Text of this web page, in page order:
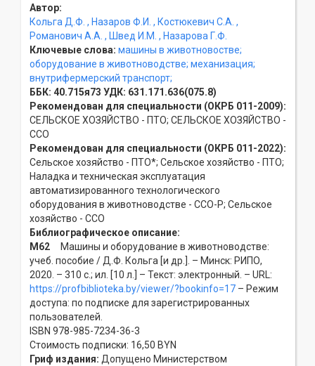
Автор:
Кольга Д.Ф. , Назаров Ф.И. , Костюкевич С.А. ,
Романович А.А. , Швед И.М. , Назарова Г.Ф.
Ключевые слова: машины в животновостве;
оборудование в животноводстве; механизация;
внутрифермерский транспорт;
ББК: 40.715я73 УДК: 631.171.636(075.8)
Рекомендован для специальности (ОКРБ 011-2009):
СЕЛЬСКОЕ ХОЗЯЙСТВО - ПТО; СЕЛЬСКОЕ ХОЗЯЙСТВО -
ССO
Рекомендован для специальности (ОКРБ 011-2022):
Сельское хозяйство - ПТО*; Сельское хозяйство - ПТО;
Наладка и техническая эксплуатация
автоматизированного технологического
оборудования в животноводстве - ССO-Р; Сельское
хозяйство - ССO
Библиографическое описание:
М62 Машины и оборудование в животноводстве:
учеб. пособие / Д.Ф. Кольга [и др.]. – Минск: РИПО,
2020. – 310 с.; ил. [10 л.] – Текст: электронный. – URL:
https://profbiblioteka.by/viewer/?bookinfo=17 – Режим
доступа: по подписке для зарегистрированных
пользователей.
ISBN 978-985-7234-36-3
Стоимость подписки: 16,50 BYN
Гриф издания: Допущено Министерством